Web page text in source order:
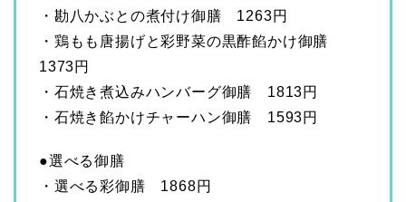
・勘八かぶとの煮付け御膳 1263円
・鶏もも唐揚げと彩野菜の黒酢餡かけ御膳
1373円
・石焼き煮込みハンバーグ御膳 1813円
・石焼き餡かけチャーハン御膳 1593円
●選べる御膳
・選べる彩御膳 1868円